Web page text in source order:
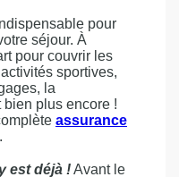
pour
séjour. À
pour couvrir les
sportives,
la
plus encore !
assurance
.
est déjà !Avant le